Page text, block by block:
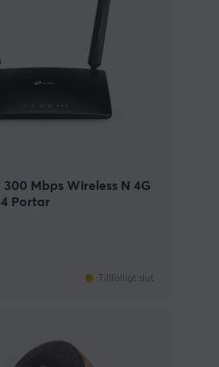
300 Mbps Wireless N 4G
4 Portar
Tillfälligt slut